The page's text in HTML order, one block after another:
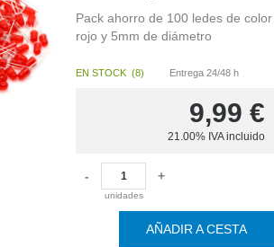
Pack ahorro de 100 ledes de color
rojo y 5mm de diámetro
EN STOCK(8) Entrega 24/48 h
9,99 €
21.00% IVA incluido
-
unidades
+
AÑADIR A CESTA